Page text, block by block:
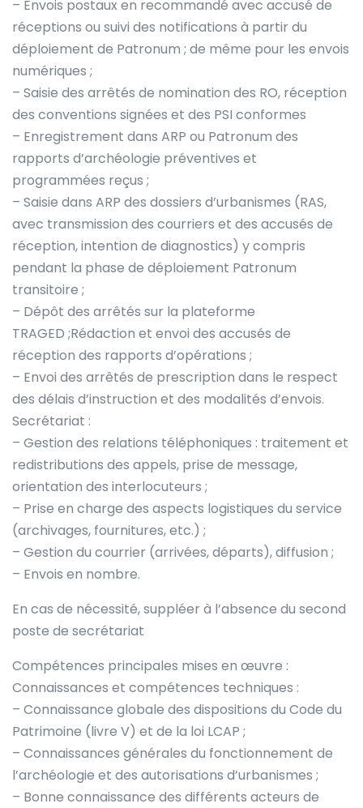
– Envois postaux en recommandé avec accusé de
réceptions ou suivi des notifications à partir du
déploiement de Patronum ; de même pour les envois
numériques ;
– Saisie des arrêtés de nomination des RO, réception
des conventions signées et des PSI conformes
– Enregistrement dans ARP ou Patronum des
rapports d’archéologie préventives et
programmées reçus ;
– Saisie dans ARP des dossiers d’urbanismes (RAS,
avec transmission des courriers et des accusés de
réception, intention de diagnostics) y compris
pendant la phase de déploiement Patronum
transitoire ;
– Dépôt des arrêtés sur la plateforme
TRAGED ;Rédaction et envoi des accusés de
réception des rapports d’opérations ;
– Envoi des arrêtés de prescription dans le respect
des délais d’instruction et des modalités d’envois.
Secrétariat :
– Gestion des relations téléphoniques : traitement et
redistributions des appels, prise de message,
orientation des interlocuteurs ;
– Prise en charge des aspects logistiques du service
(archivages, fournitures, etc.) ;
– Gestion du courrier (arrivées, départs), diffusion ;
– Envois en nombre.
En cas de nécessité, suppléer à l’absence du second
poste de secrétariat
Compétences principales mises en œuvre :
Connaissances et compétences techniques :
– Connaissance globale des dispositions du Code du
Patrimoine (livre V) et de la loi LCAP ;
– Connaissances générales du fonctionnement de
l’archéologie et des autorisations d’urbanismes ;
– Bonne connaissance des différents acteurs de